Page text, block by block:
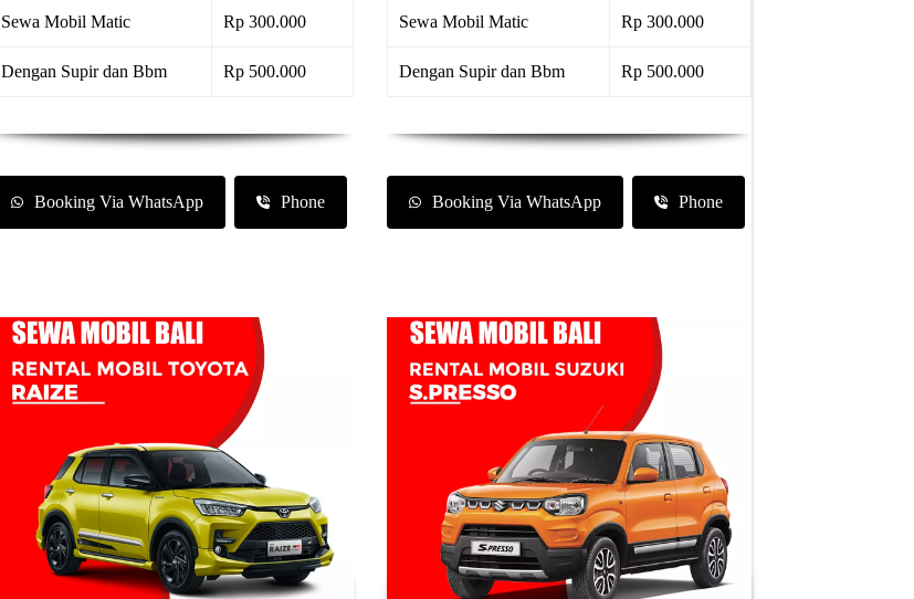
Sewa Mobil Matic Rp 300.000
Dengan Supir dan Bbm Rp 500.000
Booking Via WhatsApp Phone
Sewa Mobil Matic Rp 300.000
Dengan Supir dan Bbm Rp 500.000
Booking Via WhatsApp Phone